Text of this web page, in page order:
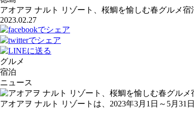
アオアヲ ナルト リゾート、桜鯛を愉しむ春グルメ宿
2023.02.27
グルメ
宿泊
ニュース
アオアヲ ナルト リゾートは、2023年3月1日～5月